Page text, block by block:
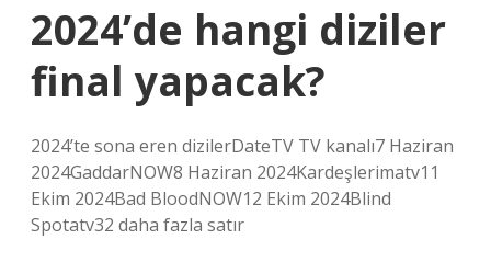
2024’de hangi diziler
final yapacak?
2024’te sona eren dizilerDateTV TV kanalı7 Haziran
2024GaddarNOW8 Haziran 2024Kardeşlerimatv11
Ekim 2024Bad BloodNOW12 Ekim 2024Blind
Spotatv32 daha fazla satır